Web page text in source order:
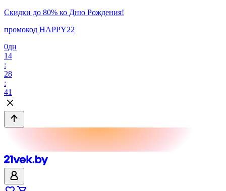
Скидки до 80% ко Дню Рождения!
промокод HAPPY22
0дн
14
:
28
:
41